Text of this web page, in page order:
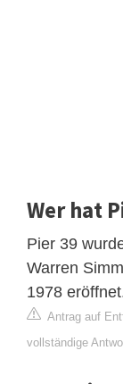
Wer hat
Pier 39
Warren
1978
Antrag auf
vollständige